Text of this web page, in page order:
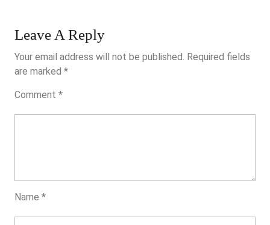
Bis
Leave A Reply
Your email address will not be published. Required fields
are marked *
Comment *
Name *